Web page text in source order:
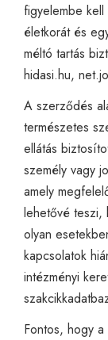
figyelembe
életkorát és
méltó tartás
hidasi.hu,
A szerződés
természetes
ellátás
személy vagy
amely
lehetővé teszi,
olyan
kapcsolatok
intézményi
Fontos, hogy